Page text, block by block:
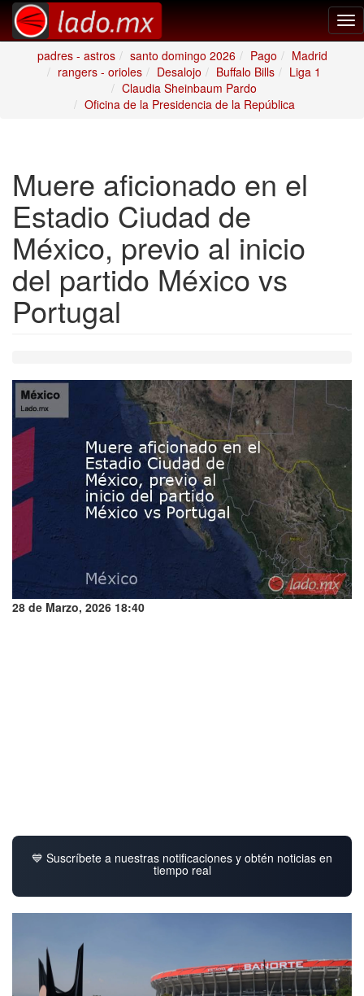
padres - astros
santo domingo 2026 Pago
Madrid
rangers - orioles
Desalojo Buffalo Bills
Liga 1
Claudia Sheinbaum Pardo
Oficina de la Presidencia de la República
Muere aficionado en el
Estadio Ciudad de
México, previo al inicio
del partido México vs
Portugal
28 de Marzo, 2026 18:40
💙 Suscríbete a nuestras notificaciones y obtén noticias en
tiempo real